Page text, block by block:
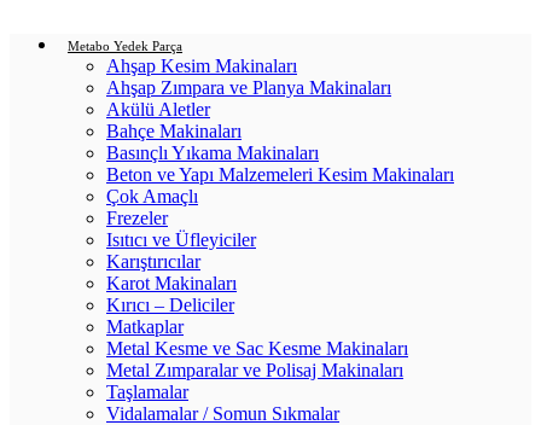
Metabo Yedek Parça
Ahşap Kesim Makinaları
Ahşap Zımpara ve Planya Makinaları
Akülü Aletler
Bahçe Makinaları
Basınçlı Yıkama Makinaları
Beton ve Yapı Malzemeleri Kesim Makinaları
Çok Amaçlı
Frezeler
Isıtıcı ve Üfleyiciler
Karıştırıcılar
Karot Makinaları
Kırıcı – Deliciler
Matkaplar
Metal Kesme ve Sac Kesme Makinaları
Metal Zımparalar ve Polisaj Makinaları
Taşlamalar
Vidalamalar / Somun Sıkmalar